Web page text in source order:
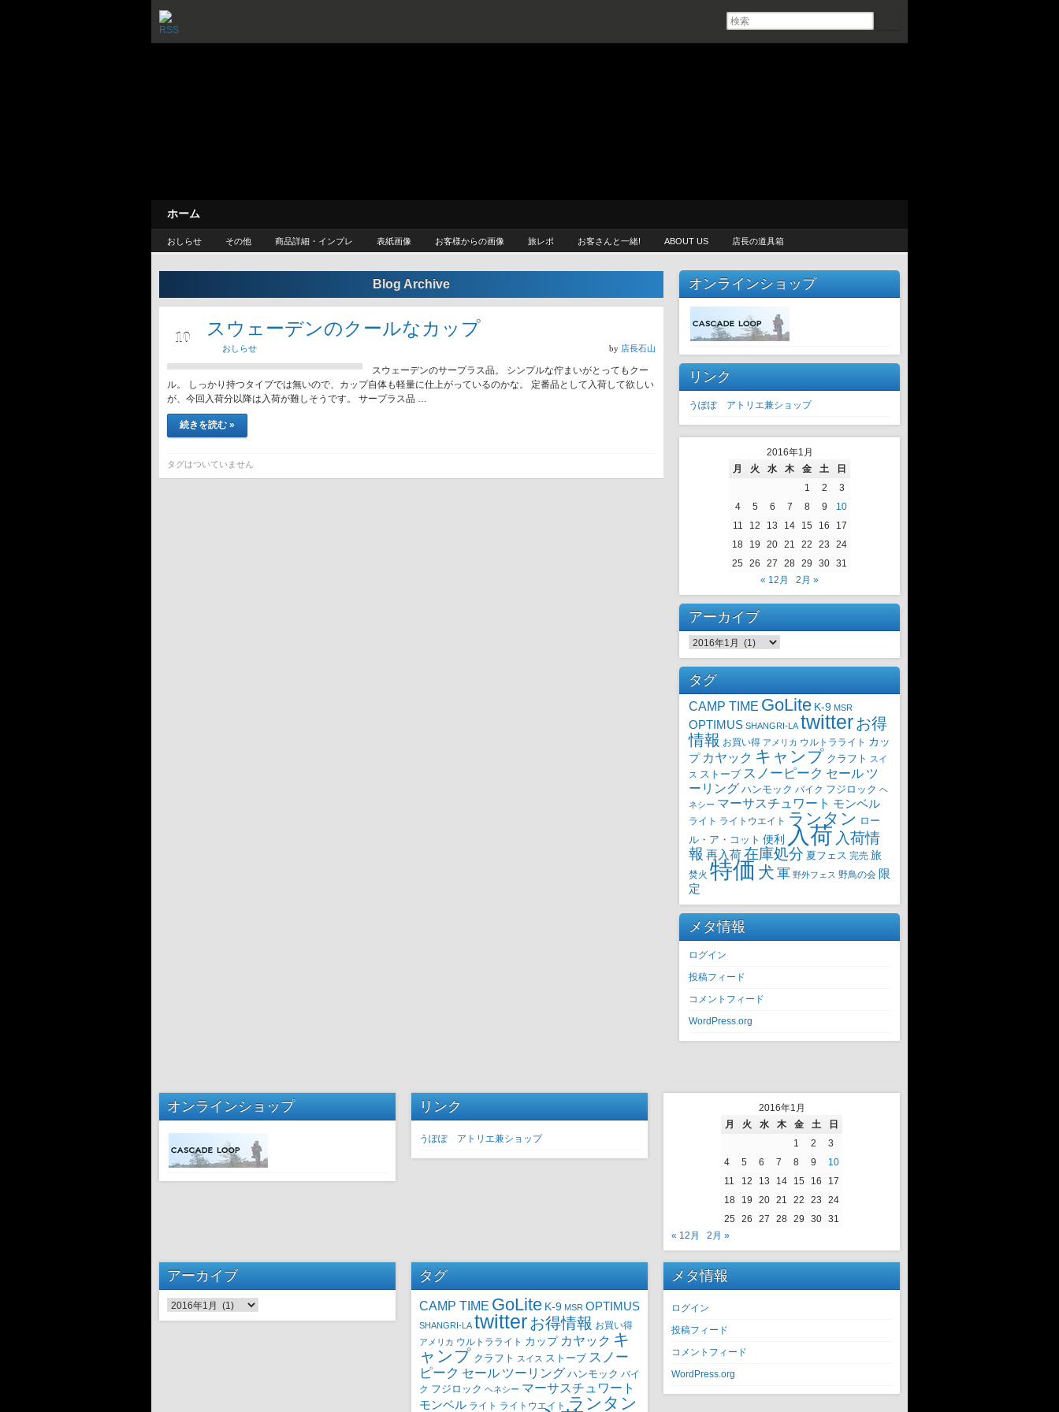
ホーム
おしらせ その他 商品詳細・インプレ 表紙画像 お客様からの画像 旅レポ お客さんと一緒! ABOUT US 店長の道具箱
Blog Archive
10 スウェーデンのクールなカップ
おしらせ by 店長石山
スウェーデンのサープラス品。 シンプルな佇まいがとってもクー
ル。 しっかり持つタイプでは無いので、カップ自体も軽量に仕上がっているのかな。 定番品として入荷して欲しい
が、今回入荷分以降は入荷が難しそうです。 サープラス品 …
続きを読む »
タグはついていません
オンラインショップ
リンク
うぽぽ アトリエ兼ショップ
2016年1月
月
火 水 木 金 土
日
1
2
3
4
5 6 7 8 9
10
11
12 13 14 15 16
17
18
19 20 21 22 23
24
25
26 27 28 29 30 31
« 12月
2月 »
アーカイブ
アーカイブ
タグ
CAMP TIME GoLite K-9 MSR
OPTIMUS SHANGRI-LA twitter お得
情報 お買い得 アメリカ ウルトラライト カッ
プ カヤック キャンプ クラフト スイ
ス ストーブ スノーピーク セール ツ
ーリング ハンモック バイク フジロック ヘ
ネシー マーサスチュワート モンベル
ライト ライトウエイト ランタン ロー
ル・ア・コット 便利 入荷 入荷情
報 再入荷在庫処分 夏フェス 完売 旅
焚火 特価 犬 軍 野外フェス 野鳥の会 限
定
メタ情報
ログイン
投稿フィード
コメントフィード
WordPress.org
オンラインショップ リンク
うぽぽ アトリエ兼ショップ
2016年1月
月
火 水 木 金 土
日
1
2
3
4
5 6 7 8 9
10
11
12 13 14 15 16
17
18
19 20 21 22 23
24
25
26 27 28 29 30 31
« 12月
2月 »
アーカイブ
アーカイブ
タグ
CAMP TIME GoLite K-9 MSR OPTIMUS
SHANGRI-LA twitter お得情報 お買い得
アメリカ ウルトラライト カップ カヤック キ
ャンプ クラフト スイス ストーブ スノー
ピーク セール ツーリング ハンモック バイ
ク フジロック ヘネシー マーサスチュワート
モンベル ライト ライトウエイト ランタン
メタ情報
ログイン
投稿フィード
コメントフィード
WordPress.org